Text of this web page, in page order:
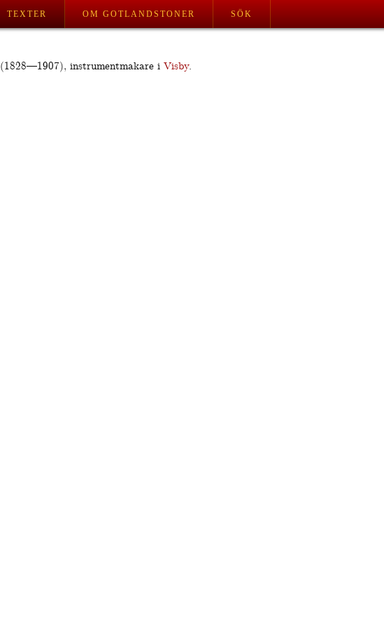
TEXTER OM GOTLANDSTONER SÖK
(1828—1907), instrumentmakare i Visby.